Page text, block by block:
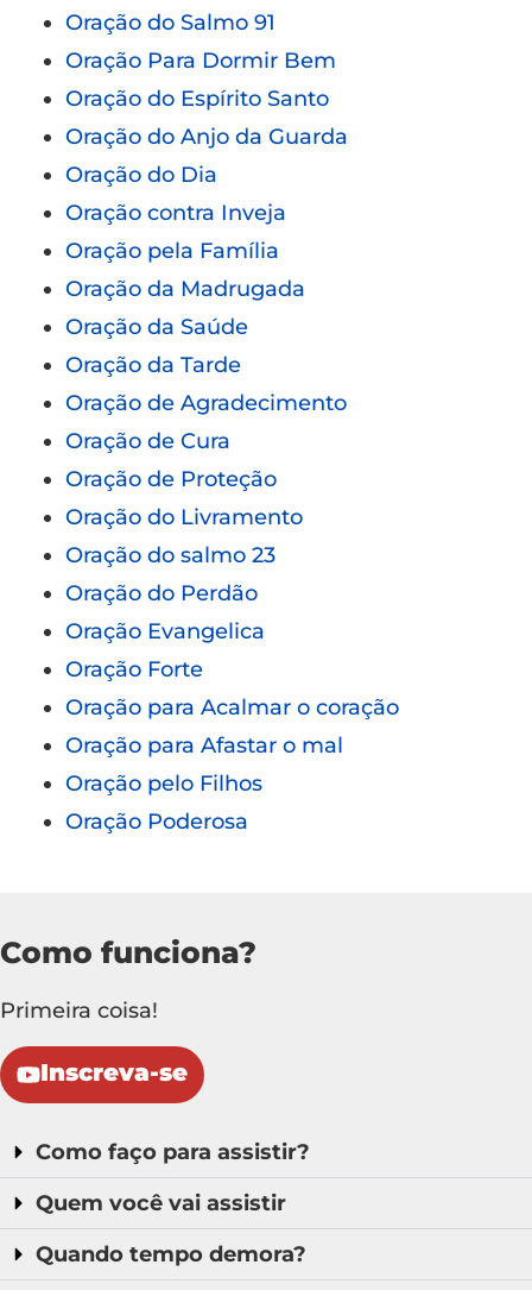
Oração do Salmo 91
Oração Para Dormir Bem
Oração do Espírito Santo
Oração do Anjo da Guarda
Oração do Dia
Oração contra Inveja
Oração pela Família
Oração da Madrugada
Oração da Saúde
Oração da Tarde
Oração de Agradecimento
Oração de Cura
Oração de Proteção
Oração do Livramento
Oração do salmo 23
Oração do Perdão
Oração Evangelica
Oração Forte
Oração para Acalmar o coração
Oração para Afastar o mal
Oração pelo Filhos
Oração Poderosa
Como funciona?
Primeira coisa!
Inscreva-se
Como faço para assistir?
Quem você vai assistir
Quando tempo demora?